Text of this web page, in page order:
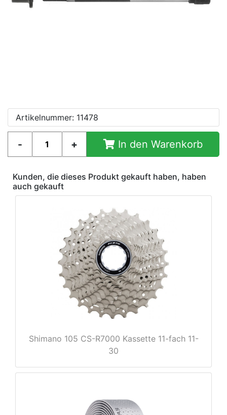
Artikelnummer: 11478
In den Warenkorb
Kunden, die dieses Produkt gekauft haben, haben
auch gekauft
Shimano 105 CS-R7000 Kassette 11-fach 11-
30